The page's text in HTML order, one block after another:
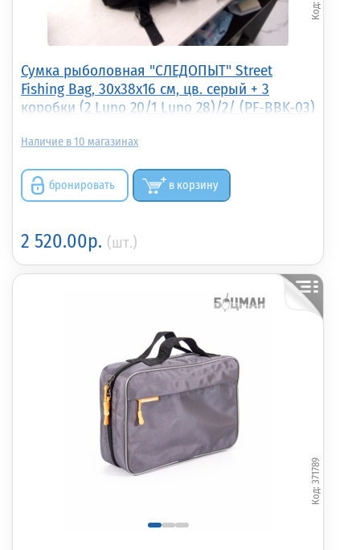
Сумка рыболовная "СЛЕДОПЫТ" Street
Fishing Bag, 30х38х16 см, цв. серый + 3
коробки (2 Luno 20/1 Luno 28)/2/ (PF-BBK-03)
10
бронировать в корзину
2 520.00р. (шт.)
371789